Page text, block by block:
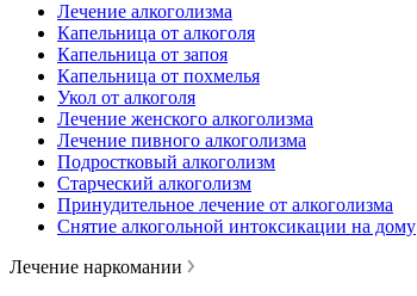
Лечение алкоголизма
Капельница от алкоголя
Капельница от запоя
Капельница от похмелья
Укол от алкоголя
Лечение женского алкоголизма
Лечение пивного алкоголизма
Подростковый алкоголизм
Старческий алкоголизм
Принудительное лечение от алкоголизма
Снятие алкогольной интоксикации на дому
Лечение наркомании